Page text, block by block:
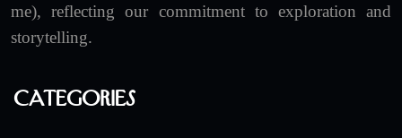
me), reflecting our commitment to exploration and
storytelling.
Categories